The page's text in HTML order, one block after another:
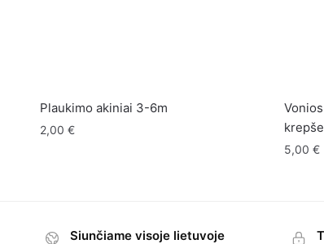
Plaukimo akiniai 3-6m
2,00 €
5,00 €
Siunčiame visoje lietuvoje